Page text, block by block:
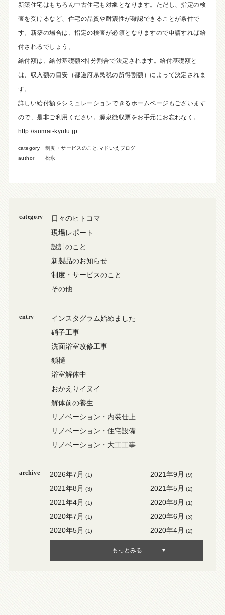
新築住宅はもちろん中古住宅も対象となります。ただし、指定の検
査を受けるなど、住宅の品質や耐震性が確認できることが条件で
す。新築の場合は、指定の検査が必須となりますので申請すれば給
付されるでしょう。
給付額は、給付基礎額×持分割合で決定されます。給付基礎額と
は、収入額の目安（都道府県民税の所得割額）によって決定されま
す。
詳しい給付額をシミュレーションできるホームページもございます
ので、是非ご利用ください。源泉徴収票をお手元にお忘れなく。
http://sumai-kyufu.jp
category 制度・サービスのこと ,マドいえブログ
author
松永
category
日々のヒトコマ
現場レポート
設計のこと
新製品のお知らせ
制度・サービスのこと
その他
entry
インスタグラム始めました
硝子工事
洗面浴室改修工事
鎖樋
浴室解体中
おかえりイヌイ…
解体前の養生
リノベーション・内装仕上
リノベーション・住宅設備
リノベーション・大工工事
archive 2026年7月 (1) 2021年9月 (9)
2021年8月 (3) 2021年5月 (2)
2021年4月 (1) 2020年8月 (1)
2020年7月 (1) 2020年6月 (3)
2020年5月 (1) 2020年4月 (2)
2020年3月
もっとみる